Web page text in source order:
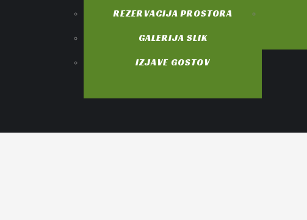
REZERVACIJA PROSTORA
GALERIJA SLIK
IZJAVE GOSTOV